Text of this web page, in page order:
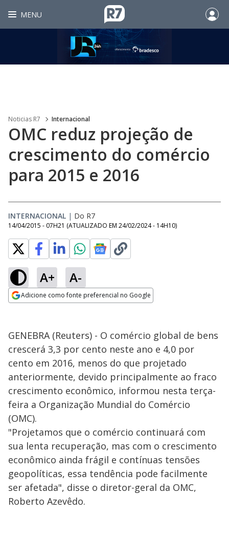
MENU
Noticias R7 Internacional
OMC reduz projeção de
crescimento do comércio
para 2015 e 2016
INTERNACIONAL | Do R7
14/04/2015 - 07H21 (ATUALIZADO EM 24/02/2024 - 14H10)
A+ A-
Adicione como fonte preferencial no Google
GENEBRA (Reuters) - O comércio global de bens
crescerá 3,3 por cento neste ano e 4,0 por
cento em 2016, menos do que projetado
anteriormente, devido principalmente ao fraco
crescimento econômico, informou nesta terça-
feira a Organização Mundial do Comércio
(OMC).
"Projetamos que o comércio continuará com
sua lenta recuperação, mas com o crescimento
econômico ainda frágil e contínuas tensões
geopolíticas, essa tendência pode facilmente
ser afetada", disse o diretor-geral da OMC,
Roberto Azevêdo.